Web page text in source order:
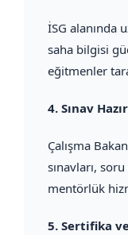
İSG alanında
saha bilgisi
eğitmenler
4. Sınav
Çalışma
sınavları,
mentörlük
5. Sertifika